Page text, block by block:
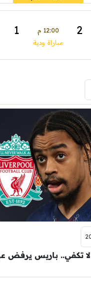
2 12:00 م 1
مباراة ودية
لا تكفي.. باريس